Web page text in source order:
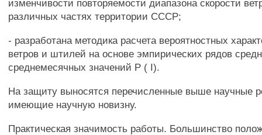
изменчивости повторяемости диапазона скорости
различных частях территории СССР;
- разработана методика расчета вероятностных
ветров и штилей на основе эмпирических рядов
среднемесячных значений Р ( I).
На защиту выносятся перечисленные выше научные
имеющие научную новизну.
Практическая значимость работы. Большинство